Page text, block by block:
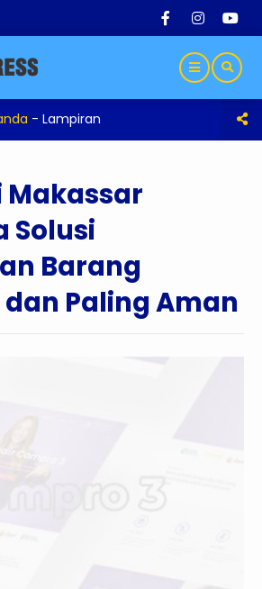
- Lampiran
Makassar
Solusi
Barang
Paling Aman